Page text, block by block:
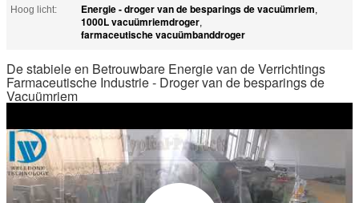
Hoog licht: Energie - droger van de besparings de vacuümriem,
1000L vacuümriemdroger,
farmaceutische vacuümbanddroger
De stabiele en Betrouwbare Energie van de Verrichtings
Farmaceutische Industrie - Droger van de besparings de
Vacuümriem